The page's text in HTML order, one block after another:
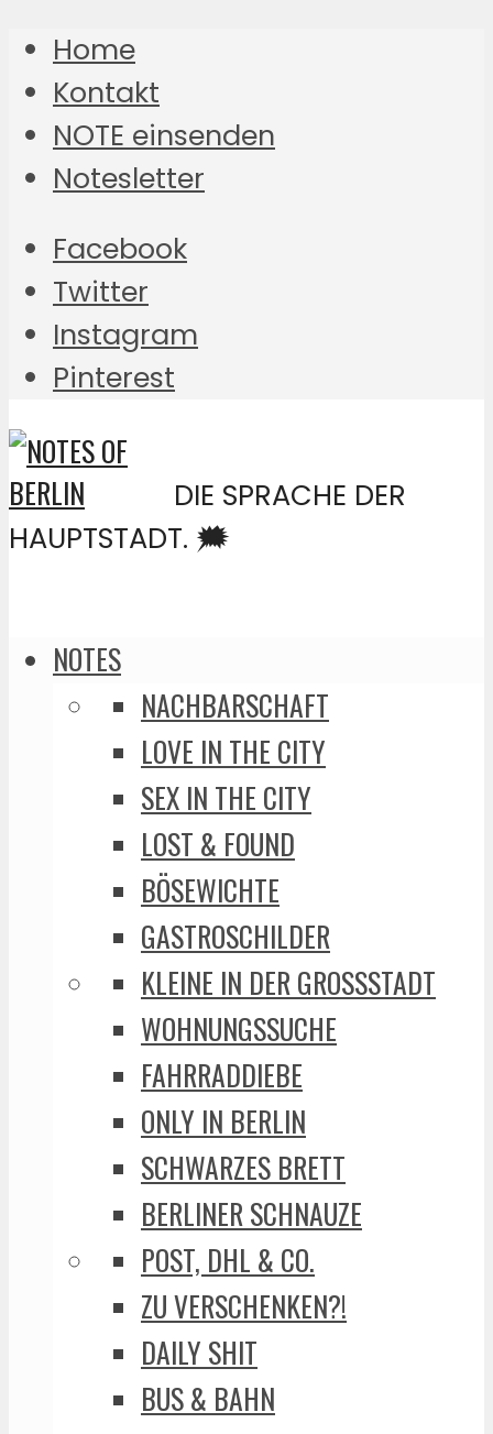
Home
Kontakt
NOTE einsenden
Notesletter
Facebook
Twitter
Instagram
Pinterest
DIE SPRACHE DER
HAUPTSTADT. 🗯️
NOTES
NACHBARSCHAFT
LOVE IN THE CITY
SEX IN THE CITY
LOST & FOUND
BÖSEWICHTE
GASTROSCHILDER
KLEINE IN DER GROSSSTADT
WOHNUNGSSUCHE
FAHRRADDIEBE
ONLY IN BERLIN
SCHWARZES BRETT
BERLINER SCHNAUZE
POST, DHL & CO.
ZU VERSCHENKEN?!
DAILY SHIT
BUS & BAHN